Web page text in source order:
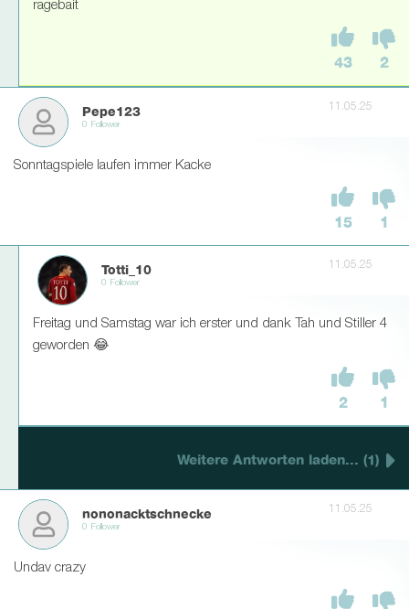
ragebait
43 2
Pepe123
0 Follower
11.05.25
Sonntagspiele laufen immer Kacke
15 1
Totti_10
0 Follower
11.05.25
Freitag und Samstag war ich erster und dank Tah und Stiller 4
geworden 😂
2 1
Weitere Antworten laden... (1)
nononacktschnecke
0 Follower
11.05.25
Undav crazy